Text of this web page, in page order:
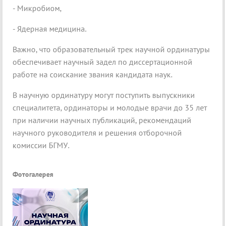
- Микробиом,
- Ядерная медицина.
Важно, что образовательный трек научной ординатуры
обеспечивает научный задел по диссертационной
работе на соискание звания кандидата наук.
В научную ординатуру могут поступить выпускники
специалитета, ординаторы и молодые врачи до 35 лет
при наличии научных публикаций, рекомендаций
научного руководителя и решения отборочной
комиссии БГМУ.
Фотогалерея